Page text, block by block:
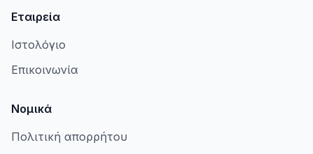
Εταιρεία
Ιστολόγιο
Επικοινωνία
Νομικά
Πολιτική απορρήτου